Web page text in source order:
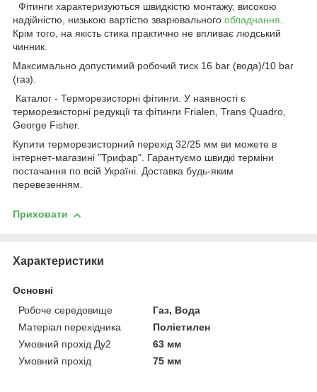
Фітинги характеризуються швидкістю монтажу, високою
надійністю, низькою вартістю зварювального обладнання.
Крім того, на якість стика практично не впливає людський
чинник.
Максимально допустимий робочий тиск 16 bar (вода)/10 bar
(газ).
Каталог - Терморезисторні фітинги. У наявності є
терморезисторні редукції та фітинги Frialen, Trans Quadro,
George Fisher.
Купити терморезисторний перехід 32/25 мм ви можете в
інтернет-магазині "Трифар". Гарантуємо швидкі терміни
постачання по всій Україні. Доставка будь-яким
перевезенням.
Приховати
Характеристики
Основні
Робоче середовище
Газ, Вода
Матеріал перехідника
Поліетилен
Умовний прохід Ду2
63 мм
Умовний прохід
75 мм